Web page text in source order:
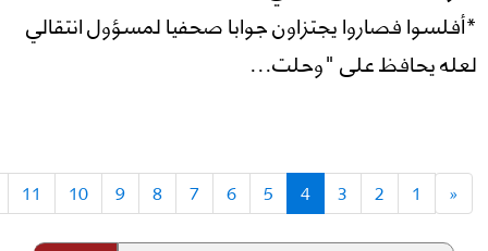
*أفلسوا فصاروا يجتزاون جوابا صحفيا لمسؤول انتقالي
لعله يحافظ على "وحلت...
«
1
2
3
4
5
6
7
8
9
10
11